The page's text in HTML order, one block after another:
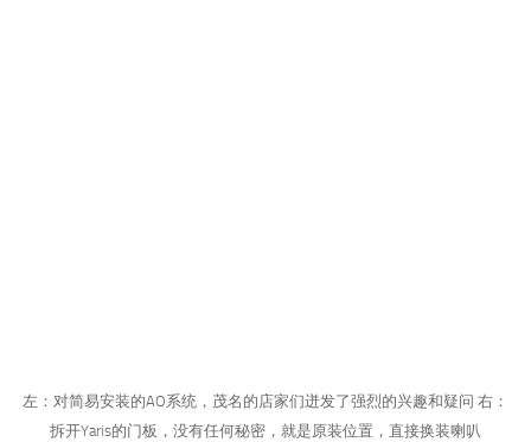
左：对简易安装的AO系统，茂名的店家们迸发了强烈的兴趣和疑问 右：